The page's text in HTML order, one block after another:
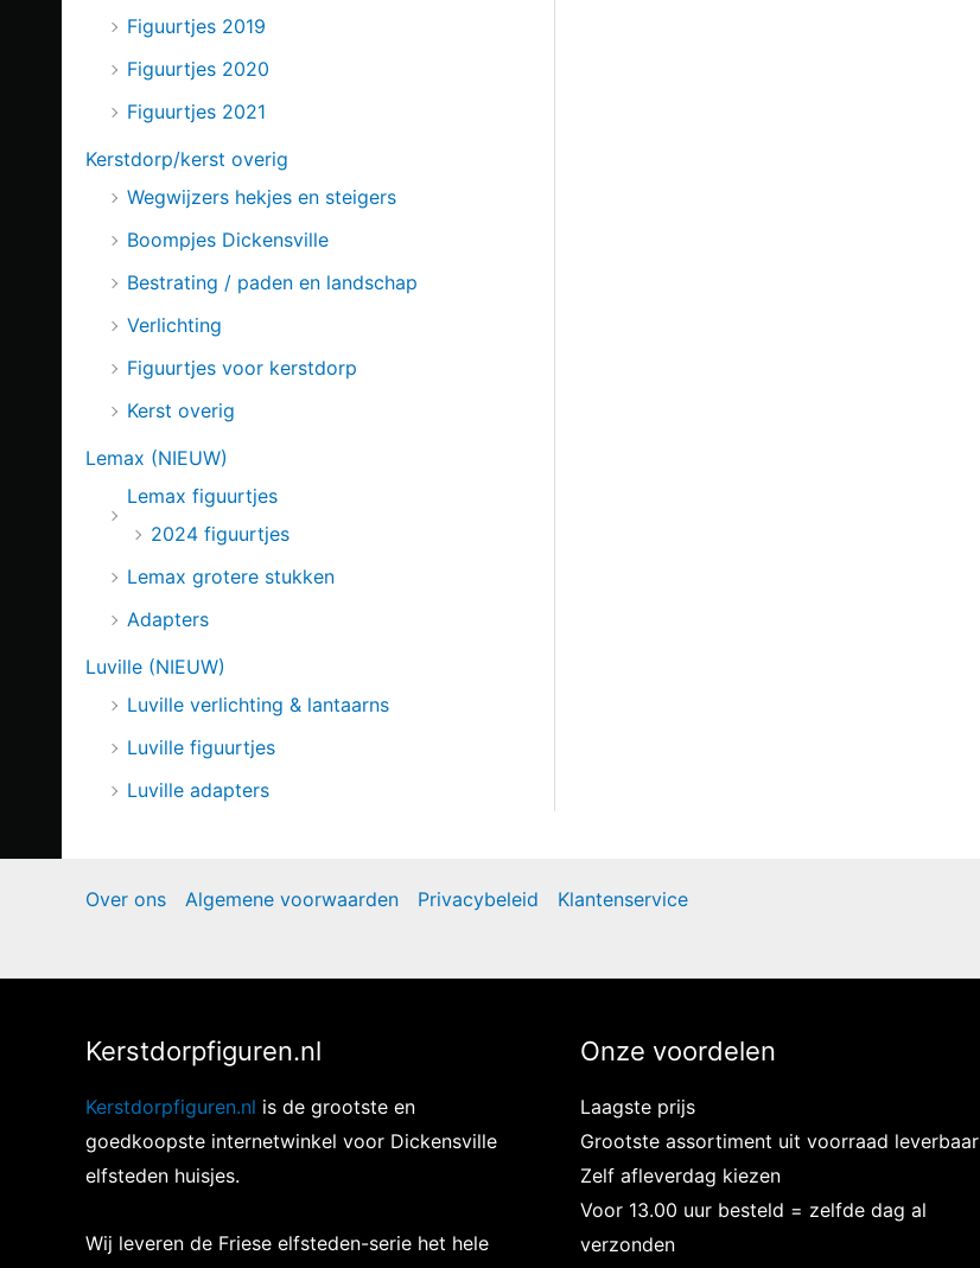
Figuurtjes 2019
Figuurtjes 2020
Figuurtjes 2021
Kerstdorp/kerst overig
Wegwijzers hekjes en steigers
Boompjes Dickensville
Bestrating / paden en landschap
Verlichting
Figuurtjes voor kerstdorp
Kerst overig
Lemax (NIEUW)
Lemax figuurtjes
2024 figuurtjes
Lemax grotere stukken
Adapters
Luville (NIEUW)
Luville verlichting & lantaarns
Luville figuurtjes
Luville adapters
Over ons Algemene voorwaarden Privacybeleid Klantenservice
Kerstdorpfiguren.nl
Kerstdorpfiguren.nl is de grootste en
goedkoopste internetwinkel voor Dickensville
elfsteden huisjes.
Wij leveren de Friese elfsteden-serie het hele
Onze voordelen
Laagste prijs
Grootste assortiment uit voorraad leverbaar
Zelf afleverdag kiezen
Voor 13.00 uur besteld = zelfde dag al
verzonden